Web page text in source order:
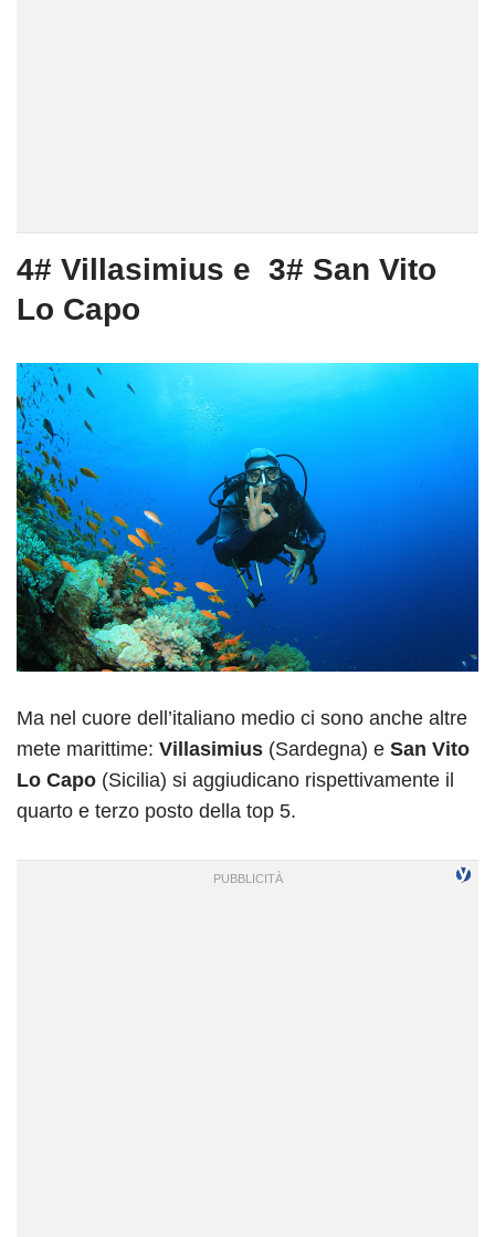
4# Villasimius e 3# San Vito
Lo Capo
Ma nel cuore dell’italiano medio ci sono anche altre
mete marittime: Villasimius (Sardegna) e San Vito
Lo Capo (Sicilia) si aggiudicano rispettivamente il
quarto e terzo posto della top 5.